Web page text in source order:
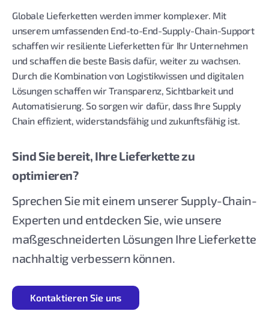
Globale Lieferketten werden immer komplexer. Mit
unserem umfassenden End-to-End-Supply-Chain-Support
schaffen wir resiliente Lieferketten für Ihr Unternehmen
und schaffen die beste Basis dafür, weiter zu wachsen.
Durch die Kombination von Logistikwissen und digitalen
Lösungen schaffen wir Transparenz, Sichtbarkeit und
Automatisierung. So sorgen wir dafür, dass Ihre Supply
Chain effizient, widerstandsfähig und zukunftsfähig ist.
Sind Sie bereit, Ihre Lieferkette zu
optimieren?
Sprechen Sie mit einem unserer Supply-Chain-
Experten und entdecken Sie, wie unsere
maßgeschneiderten Lösungen Ihre Lieferkette
nachhaltig verbessern können.
Kontaktieren Sie uns